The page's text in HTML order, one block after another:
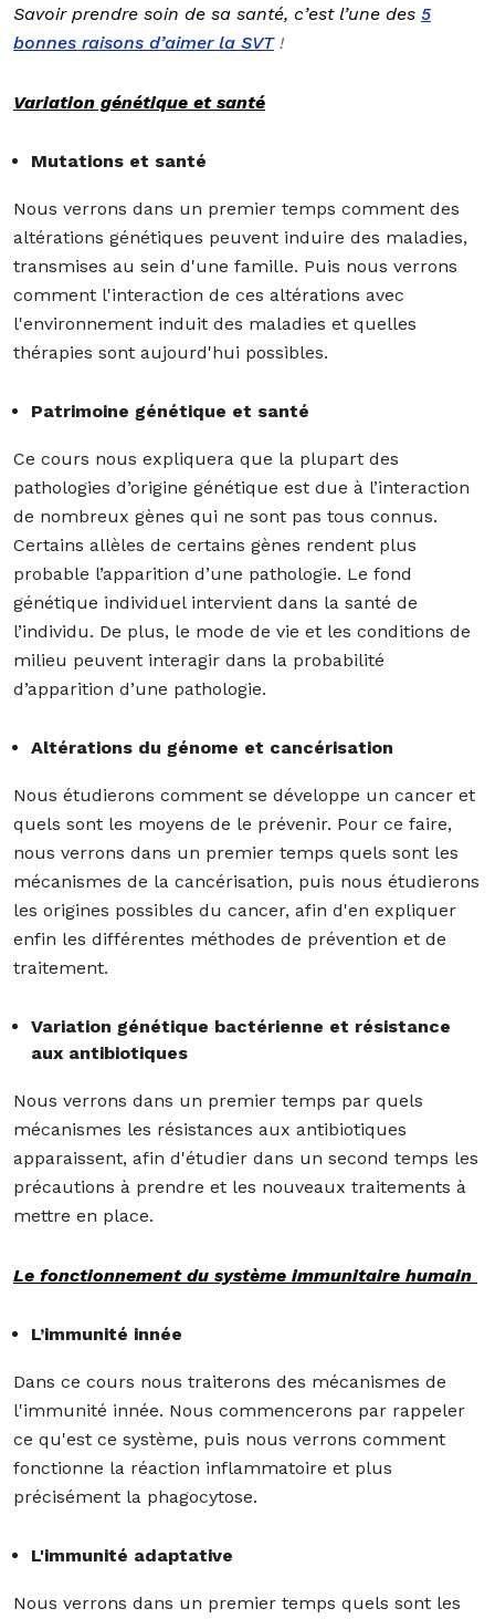
Savoir prendre soin de sa santé, c’est l’une des 5
bonnes raisons d’aimer la SVT!
Variation génétique et santé
Mutations et santé
Nous verrons dans un premier temps comment des
altérations génétiques peuvent induire des maladies,
transmises au sein d'une famille. Puis nous verrons
comment l'interaction de ces altérations avec
l'environnement induit des maladies et quelles
thérapies sont aujourd'hui possibles.
Patrimoine génétique et santé
Ce cours nous expliquera que la plupart des
pathologies d’origine génétique est due à l’interaction
de nombreux gènes qui ne sont pas tous connus.
Certains allèles de certains gènes rendent plus
probable l’apparition d’une pathologie. Le fond
génétique individuel intervient dans la santé de
l’individu. De plus, le mode de vie et les conditions de
milieu peuvent interagir dans la probabilité
d’apparition d’une pathologie.
Altérations du génome et cancérisation
Nous étudierons comment se développe un cancer et
quels sont les moyens de le prévenir. Pour ce faire,
nous verrons dans un premier temps quels sont les
mécanismes de la cancérisation, puis nous étudierons
les origines possibles du cancer, afin d'en expliquer
enfin les différentes méthodes de prévention et de
traitement.
Variation génétique bactérienne et résistance
aux antibiotiques
Nous verrons dans un premier temps par quels
mécanismes les résistances aux antibiotiques
apparaissent, afin d'étudier dans un second temps les
précautions à prendre et les nouveaux traitements à
mettre en place.
Le fonctionnement du système immunitaire humain
L’immunité innée
Dans ce cours nous traiterons des mécanismes de
l'immunité innée. Nous commencerons par rappeler
ce qu'est ce système, puis nous verrons comment
fonctionne la réaction inflammatoire et plus
précisément la phagocytose.
L'immunité adaptative
Nous verrons dans un premier temps quels sont les